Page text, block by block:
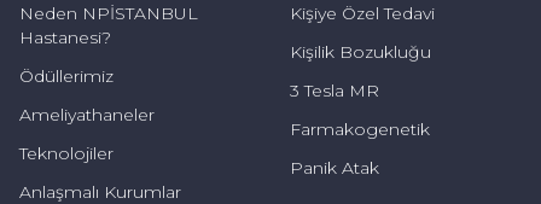
Neden NPİSTANBUL
Hastanesi?
Ödüllerimiz
Ameliyathaneler
Teknolojiler
Anlaşmalı Kurumlar
Kişiye Özel Tedavi
Kişilik Bozukluğu
3 Tesla MR
Farmakogenetik
Panik Atak